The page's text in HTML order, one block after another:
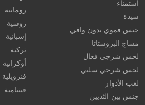
استمناء
سيدة
جنس فموي بدون واقي
مساج البروستاتا
لحس شرجي فعال
لحس شرجي سلبي
لعب الأدوار
جنس بين الثديين
رومانية
روسية
إسبانية
تركية
أوكرانية
فنزويلية
فيتنامية